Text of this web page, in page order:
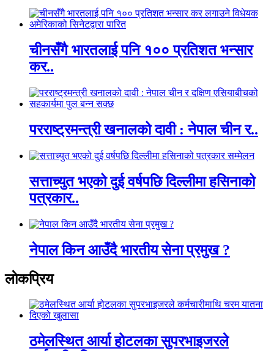
चीनसँगै भारतलाई पनि १०० प्रतिशत भन्सार
कर..
परराष्ट्रमन्त्री खनालको दावी : नेपाल चीन र..
सत्ताच्युत भएको दुई वर्षपछि दिल्लीमा हसिनाको
पत्रकार..
नेपाल किन आउँदै भारतीय सेना प्रमुख ?
लाेकप्रिय
ठमेलस्थित आर्या होटलका सुपरभाइजरले